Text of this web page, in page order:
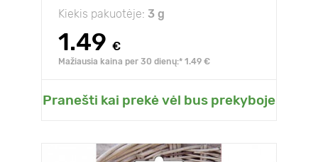
Kiekis pakuotėje: 3 g
1.49 €
Mažiausia kaina per 30 dienų:* 1.49 €
Pranešti kai prekė vėl bus prekyboje